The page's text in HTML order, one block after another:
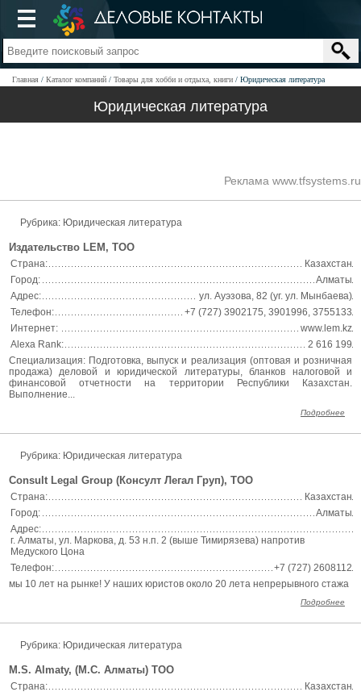
Главная Каталог компаний Товары для хобби и отдыха, книги Юридическая литература
Юридическая литература
Реклама www.tfsystems.ru
Рубрика: Юридическая литература
Издательство LEM, ТОО
Страна:
Казахстан
Город:
Алматы
Адрес:
ул. Ауэзова, 82 (уг. ул. Мынбаева)
Телефон:
+7 (727) 3902175, 3901996, 3755133
Интернет:
www.lem.kz
Alexa Rank:
2 616 199
Специализация: Подготовка, выпуск и реализация (оптовая и розничная
продажа) деловой и юридической литературы, бланков налоговой и
финансовой отчетности на территории Республики Казахстан.
Выполнение...
Подробнее
Рубрика: Юридическая литература
Consult Legal Group (Консулт Легал Груп), ТОО
Страна:
Казахстан
Город:
Алматы
Адрес:
г. Алматы, ул. Маркова, д. 53 н.п. 2 (выше Тимирязева) напротив
Медуского Цона
Телефон:
+7 (727) 2608112
мы 10 лет на рынке! У наших юристов около 20 лета непрерывного стажа
Подробнее
Рубрика: Юридическая литература
M.S. Almaty, (М.С. Алматы) ТОО
Страна:
Казахстан